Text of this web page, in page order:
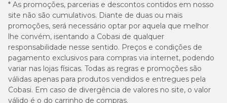
Quantas caixas de areia higiênica para gatos preciso
ter em casa?
Tenha sempre uma caixa de areia a mais que o número de
gatos da casa. Como os felinos são animais territorialistas,
cada um deve ter o próprio banheiro.
Para evitar disputas, os acessórios devem ser posicionados
em locais diferentes. Assim, os animais podem usar a
* As promoções, parcerias e descontos contidos em nosso
site não são cumulativos. Diante de duas ou mais
promoções, será necessário optar por aquela que melhor
lhe convém, isentando a Cobasi de qualquer
responsabilidade nesse sentido. Preços e condições de
pagamento exclusivos para compras via internet, podendo
variar nas lojas físicas. Todas as regras e promoções são
válidas apenas para produtos vendidos e entregues pela
Cobasi. Em caso de divergência de valores no site, o valor
válido é o do carrinho de compras.